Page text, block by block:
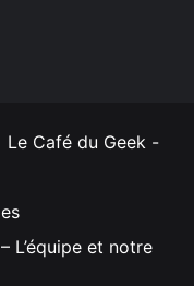
Café du Geek -
L’équipe et notre